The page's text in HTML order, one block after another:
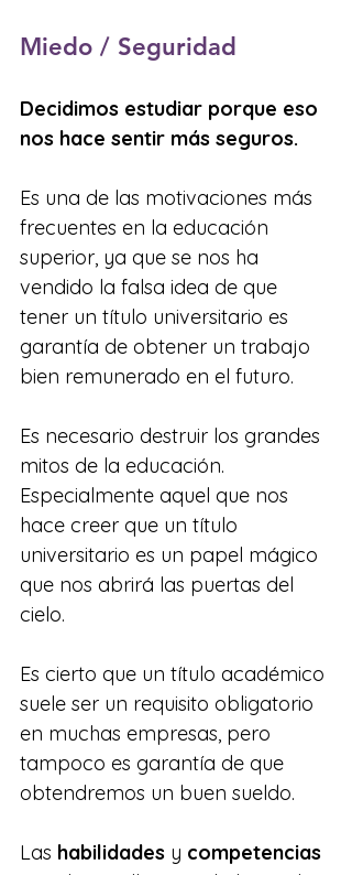
Miedo / Seguridad
Decidimos estudiar porque eso
nos hace sentir más seguros.
Es una de las motivaciones más
frecuentes en la educación
superior, ya que se nos ha
vendido la falsa idea de que
tener un título universitario es
garantía de obtener un trabajo
bien remunerado en el futuro.
Es necesario destruir los grandes
mitos de la educación.
Especialmente aquel que nos
hace creer que un título
universitario es un papel mágico
que nos abrirá las puertas del
cielo.
Es cierto que un título académico
suele ser un requisito obligatorio
en muchas empresas, pero
tampoco es garantía de que
obtendremos un buen sueldo.
Las habilidades y competencias